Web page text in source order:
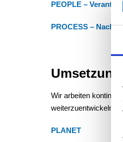
PEOPLE –
PROCESS –
Wir arbeiten
weiterzuentwickeln.
PLANET